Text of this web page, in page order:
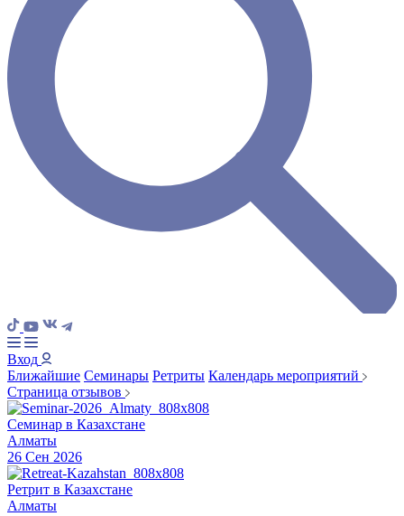
Вход
Ближайшие Семинары Ретриты Календарь мероприятий
Страница отзывов
Семинар в Казахстане
Алматы
26 Сен 2026
Ретрит в Казахстане
Алматы